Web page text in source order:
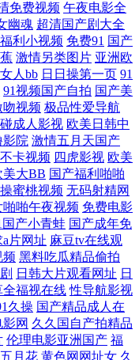
开 91直播啪啪 91h片 国产
91日韩区 草逼福利 韩国
在线免费 91视频登陆 国
黑色丝袜在线观看 男人天
模福利91 日韩人妻免费 51
人淫秽 久久精彩视频 日本
人香蕉影院 色欲久久15
在线观看 久久要精品 日韩
观看 免费激情三级网站 中
免费视频 午夜电影全
幽魂 超清国产剧大全
利小视频 免费91 国产
激情另类图片 亚洲欧
人bb 日日操第一页 91
91视频国产自拍 国产美
视频 极品性爱导航
成人影视 欧美日韩中
影院 激情五月天国产
卡视频 四虎影视 欧美
美大BB 国产福利啪啪
蜜桃视频 无码射精网
啪啪午夜视频 免费电影
国产小青蛙 国产成年免
a片网址 麻豆tv在线观
频 黑料吃瓜精品偷拍
日韩大片观看网址 日
全福视在线 性导航影视
久操 国产精品成人在
网 久久国自产拍精品
伦理电影亚洲国产 福
月花 黄色网网址女 久